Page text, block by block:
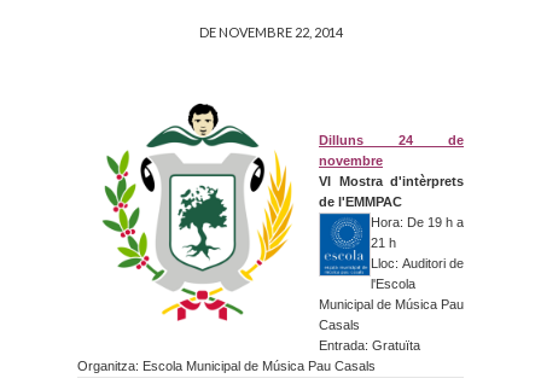
DE NOVEMBRE 22, 2014
Dilluns 24 de
novembre
VI Mostra d'intèrprets
de l'EMMPAC
Hora: De 19 h a
21 h
Lloc: Auditori de
l'Escola
Municipal de Música Pau
Casals
Entrada: Gratuïta
Organitza: Escola Municipal de Música Pau Casals